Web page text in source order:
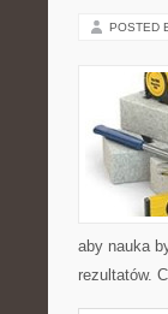
POSTED
aby nauka
rezultatów.